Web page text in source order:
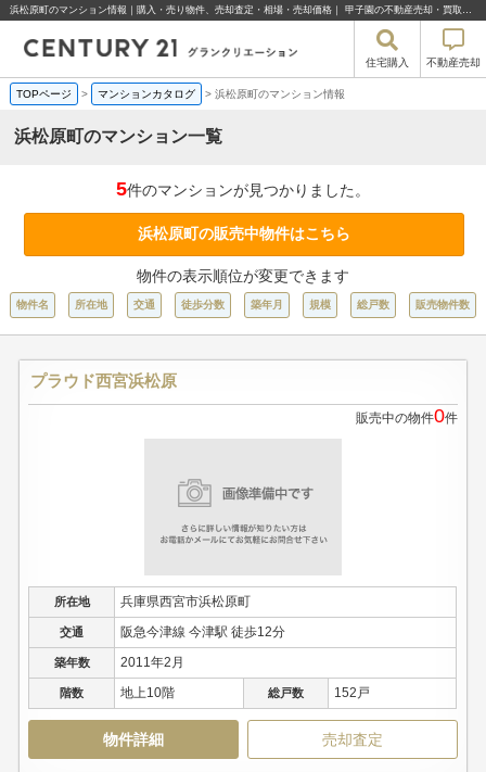
浜松原町のマンション情報｜購入・売り物件、売却査定・相場・売却価格｜ 甲子園の不動産売却・買取・住宅購入はセンチュリー21グランクリエーション
住宅購入 不動産売却
TOPページ > マンションカタログ > 浜松原町のマンション情報
浜松原町のマンション一覧
5件のマンションが見つかりました。
浜松原町の販売中物件はこちら
物件の表示順位が変更できます
物件名 所在地 交通 徒歩分数 築年月 規模 総戸数 販売物件数
プラウド西宮浜松原
販売中の物件0件
所在地 兵庫県西宮市浜松原町
交通 阪急今津線 今津駅 徒歩12分
築年数 2011年2月
階数 地上10階 総戸数 152戸
物件詳細 売却査定